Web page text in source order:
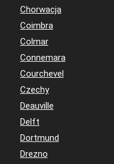
Chorwacja
Coimbra
Colmar
Connemara
Courchevel
Czechy
Deauville
Delft
Dortmund
Drezno